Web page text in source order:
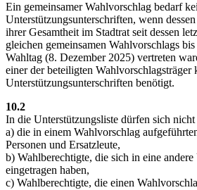
Ein gemeinsamer Wahlvorschlag bedarf
Unterstützungsunterschriften, wenn
ihrer Gesamtheit im Stadtrat seit dessen
gleichen gemeinsamen Wahlvorschlags
Wahltag (8. Dezember 2025) vertreten
einer der beteiligten Wahlvorschlagsträger
Unterstützungsunterschriften benötigt.
10.2
In die Unterstützungsliste dürfen sich nicht
a) die in einem Wahlvorschlag
Personen und Ersatzleute,
b) Wahlberechtigte, die sich in eine
eingetragen haben,
c) Wahlberechtigte, die einen